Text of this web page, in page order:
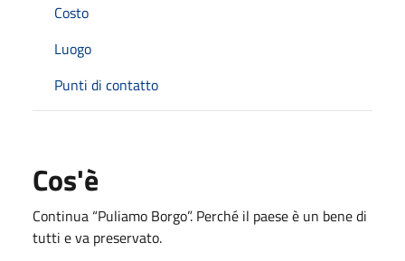
Costo
Luogo
Punti di contatto
Cos'è
Continua “Puliamo Borgo”. Perché il paese è un bene di
tutti e va preservato.